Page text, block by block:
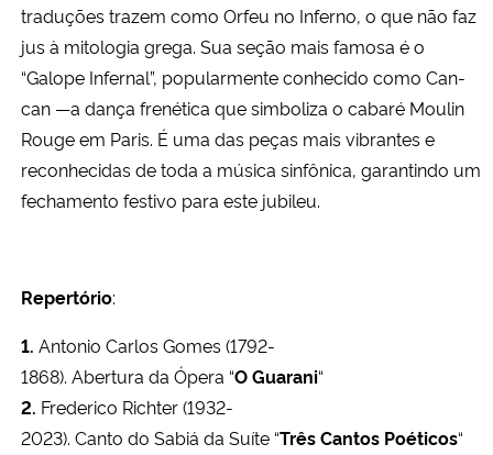
traduções trazem como Orfeu no Inferno, o que não faz
jus à mitologia grega. Sua seção mais famosa é o
“Galope Infernal”, popularmente conhecido como Can-
can —a dança frenética que simboliza o cabaré Moulin
Rouge em Paris. É uma das peças mais vibrantes e
reconhecidas de toda a música sinfônica, garantindo um
fechamento festivo para este jubileu.
Repertório:
1. ⁠ ⁠Antonio Carlos Gomes (1792-
1868). Abertura da Ópera “OGuarani“
2. ⁠Frederico Richter (1932-
2023). Canto do Sabiá da Suíte “TrêsCantos Poéticos“